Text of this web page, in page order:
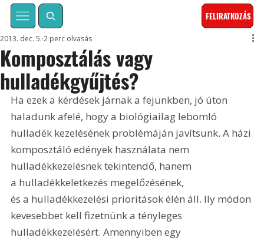
FELIRATKOZÁS
Komposztálás vagy
hulladékgyűjtés?
2013. dec. 5. 2 perc olvasás
Ha ezek a kérdések járnak a fejünkben, jó úton
haladunk afelé, hogy a biológiailag lebomló
hulladék kezelésének problémáján javítsunk. A házi
komposztáló edények használata nem
hulladékkezelésnek tekintendő, hanem
a hulladékkeletkezés megelőzésének,
és a hulladékkezelési prioritások élén áll. Ily módon
kevesebbet kell fizetnünk a tényleges
hulladékkezelésért. Amennyiben egy